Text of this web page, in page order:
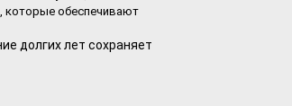
которые обеспечивают
долгих лет сохраняет